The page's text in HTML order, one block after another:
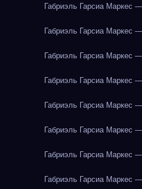
Габриэль Гарсиа Маркес
Габриэль Гарсиа Маркес
Габриэль Гарсиа Маркес
Габриэль Гарсиа Маркес
Габриэль Гарсиа Маркес
Габриэль Гарсиа Маркес
Габриэль Гарсиа Маркес
Габриэль Гарсиа Маркес